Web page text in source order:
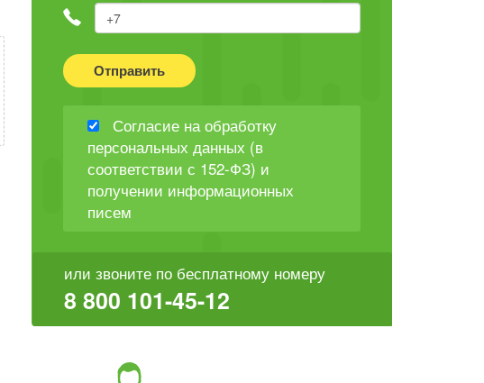
Отправить
Согласие на обработку
персональных данных (в
соответствии с 152-ФЗ) и
получении информационных
писем
или звоните по бесплатному номеру
8 800 101-45-12